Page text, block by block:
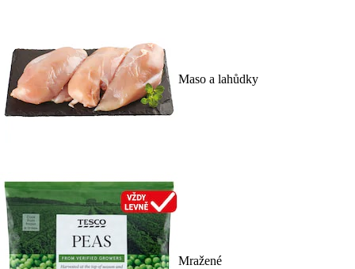
Maso a lahůdky
Mražené